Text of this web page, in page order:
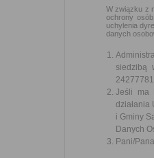
W związku z
ochrony
uchylenia
danych
siedzibą
Jeśli ma
działania
i Gminy
Danych
Pani/